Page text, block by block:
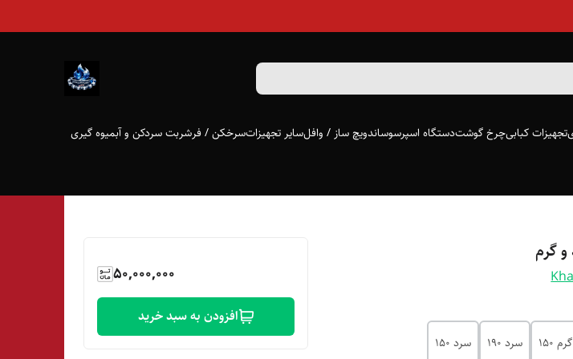
تجهیزات کبابیچرخ گوشتدستگاه اسپرسوساندویچ ساز / وافلسایر تجهیزاتسرخکن / فرشربت سردکن و آبمیوه گیری
و گرم
گرم 150 سرد 190 سرد 150
50,000,000
افزودن به سبد خرید